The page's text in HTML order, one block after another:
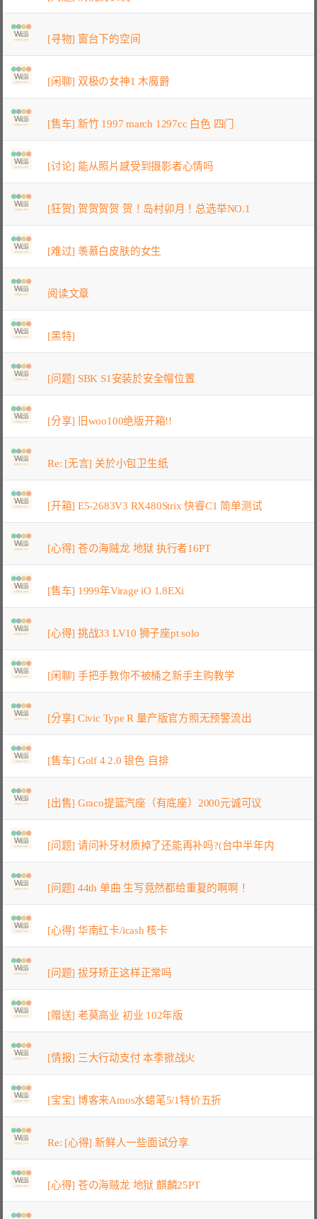
[寻物] 窗台下的空间
[闲聊] 双极の女神1 木魔爵
[售车] 新竹 1997 march 1297cc 白色 四门
[讨论] 能从照片感受到摄影者心情吗
[狂贺] 贺贺贺贺 贺！岛村卯月！总选举NO.1
[难过] 羡慕白皮肤的女生
阅读文章
[黑特]
[问题] SBK S1安装於安全帽位置
[分享] 旧woo100绝版开箱!!
Re: [无言] 关於小包卫生纸
[开箱] E5-2683V3 RX480Strix 快睿C1 简单测试
[心得] 苍の海贼龙 地狱 执行者16PT
[售车] 1999年Virage iO 1.8EXi
[心得] 挑战33 LV10 狮子座pt solo
[闲聊] 手把手教你不被桶之新手主购教学
[分享] Civic Type R 量产版官方照无预警流出
[售车] Golf 4 2.0 银色 自排
[出售] Graco提篮汽座（有底座）2000元诚可议
[问题] 请问补牙材质掉了还能再补吗?(台中半年内
[问题] 44th 单曲 生写竟然都给重复的啊啊！
[心得] 华南红卡/icash 核卡
[问题] 拔牙矫正这样正常吗
[赠送] 老莫高业 初业 102年版
[情报] 三大行动支付 本季掀战火
[宝宝] 博客来Amos水蜡笔5/1特价五折
Re: [心得] 新鲜人一些面试分享
[心得] 苍の海贼龙 地狱 麒麟25PT